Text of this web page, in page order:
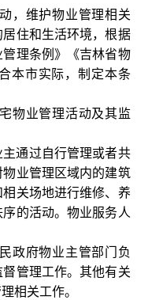
，维护物业管理相关
住和生活环境，根据
管理条例》《吉林省物
本市实际，制定本条
物业管理活动及其监
通过自行管理或者共
业管理区域内的建筑
关场地进行维修、养
的活动。物业服务人
政府物业主管部门负
管理工作。其他有关
相关工作。